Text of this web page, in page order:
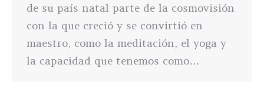
de su país natal parte de la cosmovisión
con la que creció y se convirtió en
maestro, como la meditación, el yoga y
la capacidad que tenemos como…